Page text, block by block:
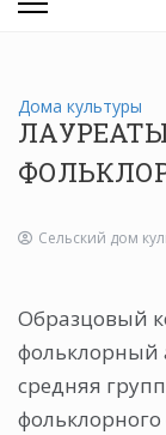
Дома культуры
Сельский дом
Образцовый
фольклорный
средняя